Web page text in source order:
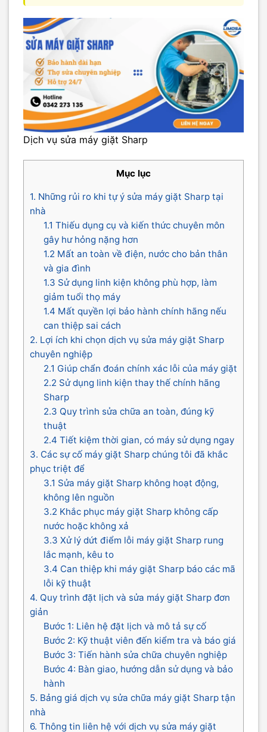
Dịch vụ sửa máy giặt Sharp
Mục lục
1. Những rủi ro khi tự ý sửa máy giặt Sharp tại
nhà
1.1 Thiếu dụng cụ và kiến thức chuyên môn
gây hư hỏng nặng hơn
1.2 Mất an toàn về điện, nước cho bản thân
và gia đình
1.3 Sử dụng linh kiện không phù hợp, làm
giảm tuổi thọ máy
1.4 Mất quyền lợi bảo hành chính hãng nếu
can thiệp sai cách
2. Lợi ích khi chọn dịch vụ sửa máy giặt Sharp
chuyên nghiệp
2.1 Giúp chẩn đoán chính xác lỗi của máy giặt
2.2 Sử dụng linh kiện thay thế chính hãng
Sharp
2.3 Quy trình sửa chữa an toàn, đúng kỹ
thuật
2.4 Tiết kiệm thời gian, có máy sử dụng ngay
3. Các sự cố máy giặt Sharp chúng tôi đã khắc
phục triệt để
3.1 Sửa máy giặt Sharp không hoạt động,
không lên nguồn
3.2 Khắc phục máy giặt Sharp không cấp
nước hoặc không xả
3.3 Xử lý dứt điểm lỗi máy giặt Sharp rung
lắc mạnh, kêu to
3.4 Can thiệp khi máy giặt Sharp báo các mã
lỗi kỹ thuật
4. Quy trình đặt lịch và sửa máy giặt Sharp đơn
giản
Bước 1: Liên hệ đặt lịch và mô tả sự cố
Bước 2: Kỹ thuật viên đến kiểm tra và báo giá
Bước 3: Tiến hành sửa chữa chuyên nghiệp
Bước 4: Bàn giao, hướng dẫn sử dụng và bảo
hành
5. Bảng giá dịch vụ sửa chữa máy giặt Sharp tận
nhà
6. Thông tin liên hệ với dịch vụ sửa máy giặt